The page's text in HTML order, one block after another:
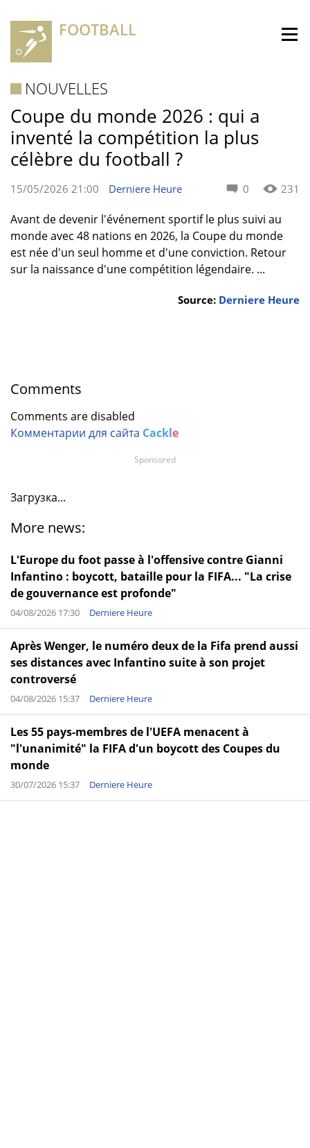
FOOTBALL
NOUVELLES
Coupe du monde 2026 : qui a
inventé la compétition la plus
célèbre du football ?
0 231
15/05/2026 21:00 Derniere Heure
Avant de devenir l'événement sportif le plus suivi au
monde avec 48 nations en 2026, la Coupe du monde
est née d'un seul homme et d'une conviction. Retour
sur la naissance d'une compétition légendaire. ...
Source: Derniere Heure
Comments
Comments are disabled
Комментарии для сайта Cackle
Загрузка...
More news:
L'Europe du foot passe à l'offensive contre Gianni
Infantino : boycott, bataille pour la FIFA... "La crise
de gouvernance est profonde"
04/08/2026 17:30 Derniere Heure
Après Wenger, le numéro deux de la Fifa prend aussi
ses distances avec Infantino suite à son projet
controversé
04/08/2026 15:37 Derniere Heure
Les 55 pays-membres de l'UEFA menacent à
"l'unanimité" la FIFA d'un boycott des Coupes du
monde
30/07/2026 15:37 Derniere Heure
Sponsored